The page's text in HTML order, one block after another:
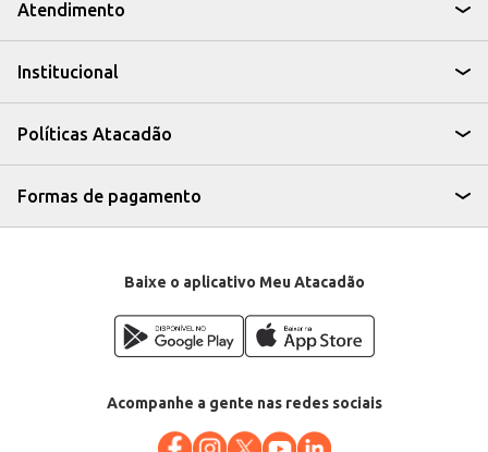
Atendimento
Institucional
Políticas Atacadão
Formas de pagamento
Baixe o aplicativo Meu Atacadão
Acompanhe a gente nas redes sociais